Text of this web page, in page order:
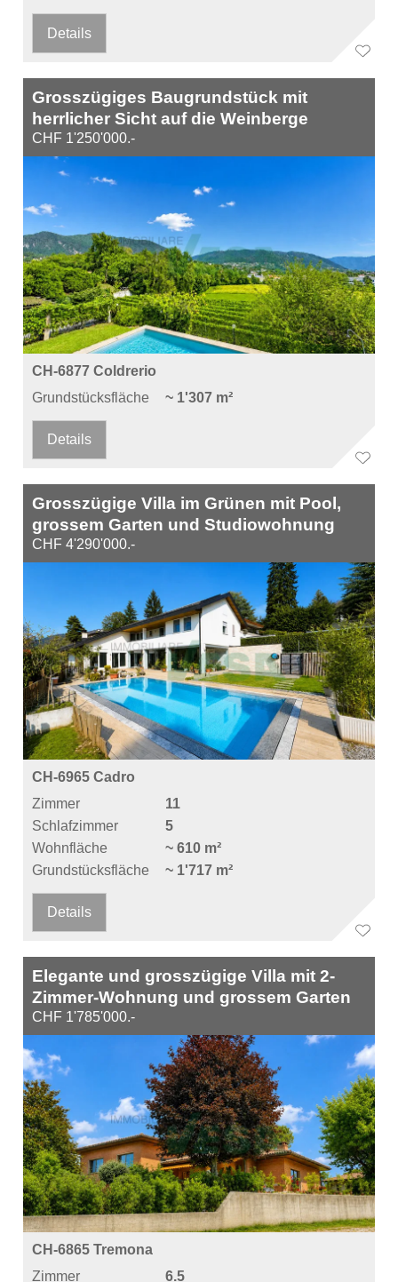
Details
Grosszügiges Baugrundstück mit
herrlicher Sicht auf die Weinberge
CHF 1'250'000.-
CH-6877 Coldrerio
Grundstücksfläche
~ 1'307 m²
Details
Grosszügige Villa im Grünen mit Pool,
grossem Garten und Studiowohnung
CHF 4'290'000.-
CH-6965 Cadro
Zimmer
11
Schlafzimmer
5
Wohnfläche
~ 610 m²
Grundstücksfläche
~ 1'717 m²
Details
Elegante und grosszügige Villa mit 2-
Zimmer-Wohnung und grossem Garten
CHF 1'785'000.-
CH-6865 Tremona
Zimmer
6.5